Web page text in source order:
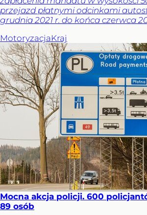
przejazd płatnymi odcinkami
grudnia 2021 r. do końca czerwca
MotoryzacjaKraj
Mocna akcja policji. 600
89 osób